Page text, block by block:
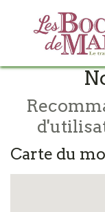
Carte du